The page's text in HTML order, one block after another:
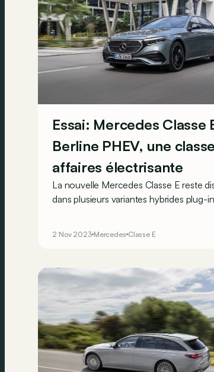
Essai: Mercedes Classe
Berline PHEV, une classe
affaires électrisante
La nouvelle Mercedes Classe E reste
dans plusieurs variantes hybrides plug-
2 Nov 2023 Mercedes Classe E